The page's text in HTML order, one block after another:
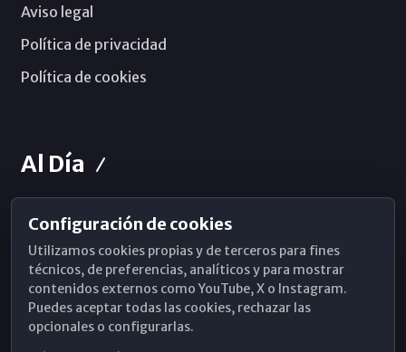
Aviso legal
Política de privacidad
Política de cookies
Al Día
Horarios de Misa
Hemeroteca
WhatsApp
Configuración de cookies
Utilizamos cookies propias y de terceros para fines
técnicos, de preferencias, analíticos y para mostrar
contenidos externos como YouTube, X o Instagram.
Puedes aceptar todas las cookies, rechazar las
opcionales o configurarlas.